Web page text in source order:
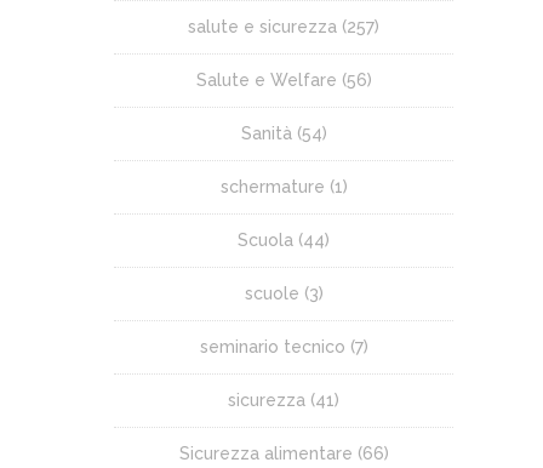
salute e sicurezza (257)
Salute e Welfare (56)
Sanità (54)
schermature (1)
Scuola (44)
scuole (3)
seminario tecnico (7)
sicurezza (41)
Sicurezza alimentare (66)